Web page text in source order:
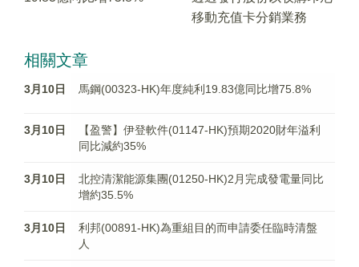
移動充值卡分銷業務
相關文章
3月10日 馬鋼(00323-HK)年度純利19.83億同比增75.8%
3月10日
【盈警】伊登軟件(01147-HK)預期2020財年溢利
同比減約35%
3月10日
北控清潔能源集團(01250-HK)2月完成發電量同比
增約35.5%
3月10日
利邦(00891-HK)為重組目的而申請委任臨時清盤
人